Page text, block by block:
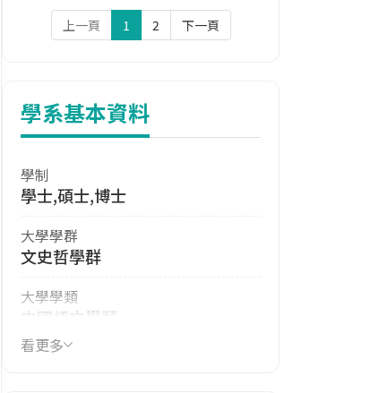
上一頁 1 2 下一頁
學系基本資料
學制
學士,碩士,博士
大學學群
文史哲學群
大學學類
中國語文學類
114年學費
看更多